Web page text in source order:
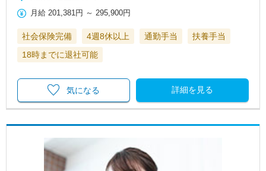
月給 201,381円 ～ 295,900円
社会保険完備 4週8休以上 通勤手当
扶養手当
18時までに退社可能
詳細を見る
気になる